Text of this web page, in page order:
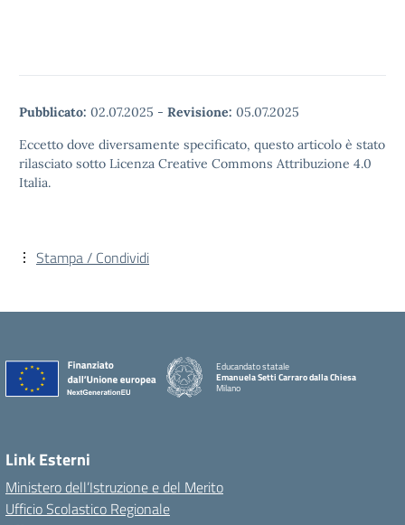
Pubblicato: 02.07.2025 - Revisione: 05.07.2025
Eccetto dove diversamente specificato, questo articolo è stato
rilasciato sotto Licenza Creative Commons Attribuzione 4.0
Italia.
Stampa / Condividi
Educandato statale
Emanuela Setti Carraro dalla Chiesa
Milano
Link Esterni
Ministero dell’Istruzione e del Merito
Ufficio Scolastico Regionale